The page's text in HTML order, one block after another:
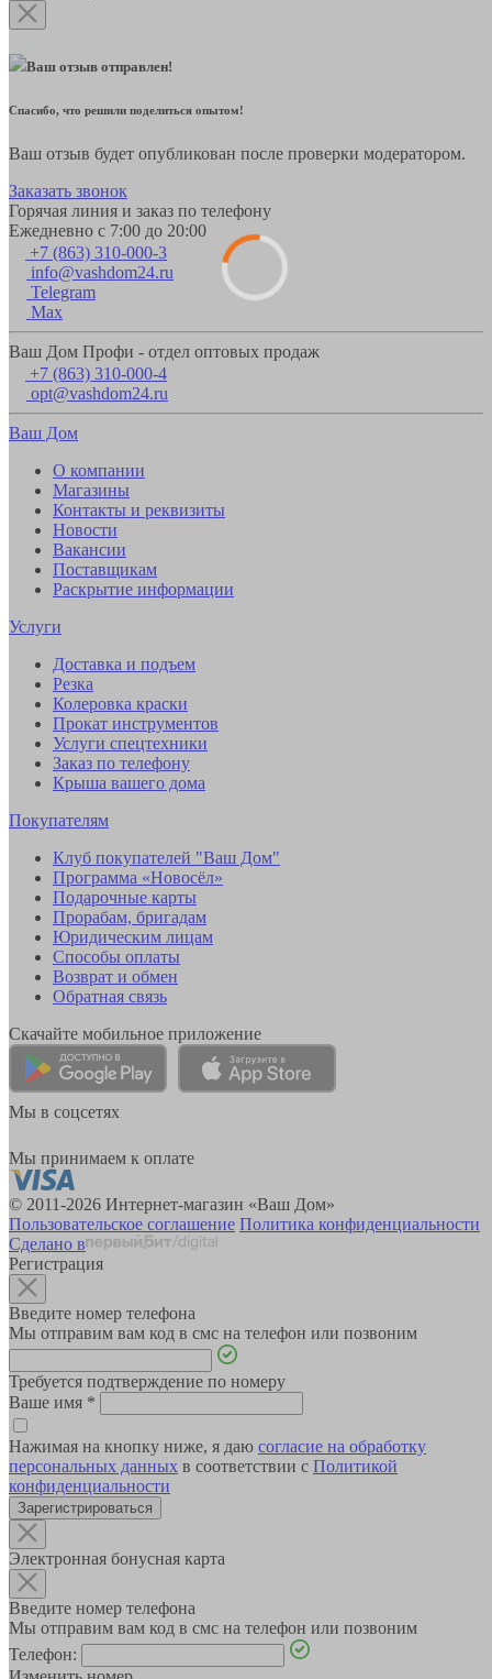
Ваш отзыв отправлен!
Спасибо, что решили поделиться опытом!
Ваш отзыв будет опубликован после проверки модератором.
Заказать звонок
Горячая линия и заказ по телефону
Ежедневно с 7:00 до 20:00
+7 (863) 310-000-3
info@vashdom24.ru
Telegram
Max
Ваш Дом Профи - отдел оптовых продаж
+7 (863) 310-000-4
opt@vashdom24.ru
Ваш Дом
О компании
Магазины
Контакты и реквизиты
Новости
Вакансии
Поставщикам
Раскрытие информации
Услуги
Доставка и подъем
Резка
Колеровка краски
Прокат инструментов
Услуги спецтехники
Заказ по телефону
Крыша вашего дома
Покупателям
Клуб покупателей "Ваш Дом"
Программа «Новосёл»
Подарочные карты
Прорабам, бригадам
Юридическим лицам
Способы оплаты
Возврат и обмен
Обратная связь
Скачайте мобильное приложение
Мы в соцсетях
Мы принимаем к оплате
© 2011-2026 Интернет-магазин «Ваш Дом»
Пользовательское соглашение Политика конфиденциальности
Сделано в
Регистрация
Введите номер телефона
Мы отправим вам код в смс на телефон или позвоним
Требуется подтверждение по номеру
Ваше имя *
Нажимая на кнопку ниже, я даю согласие на обработку
персональных данных в соответствии с Политикой
конфиденциальности
Зарегистрироваться
Электронная бонусная карта
Введите номер телефона
Мы отправим вам код в смс на телефон или позвоним
Телефон: